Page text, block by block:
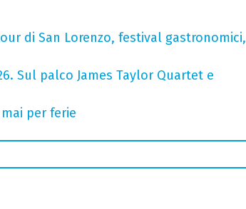
di San Lorenzo, festival gastronomici,
Sul palco James Taylor Quartet e
per ferie